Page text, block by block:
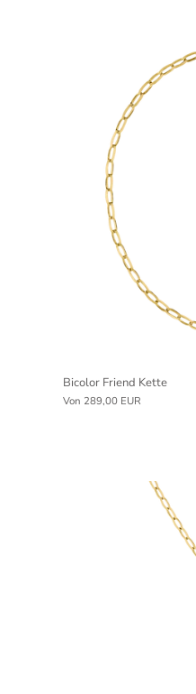
Bicolor Friend Kette
Von 289,00 EUR
18k vergoldet